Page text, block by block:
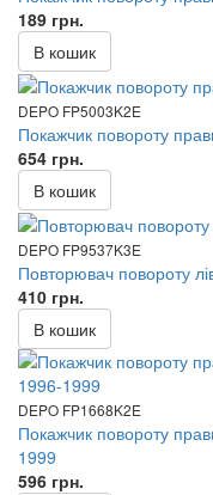
189 грн.
В кошик
DEPO FP5003K2E
Покажчик повороту
654 грн.
В кошик
DEPO FP9537K3E
Повторювач повороту
410 грн.
В кошик
DEPO FP1668K2E
Покажчик повороту
1999
596 грн.